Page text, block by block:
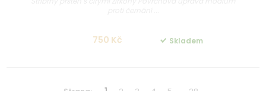
750 Kč Skladem